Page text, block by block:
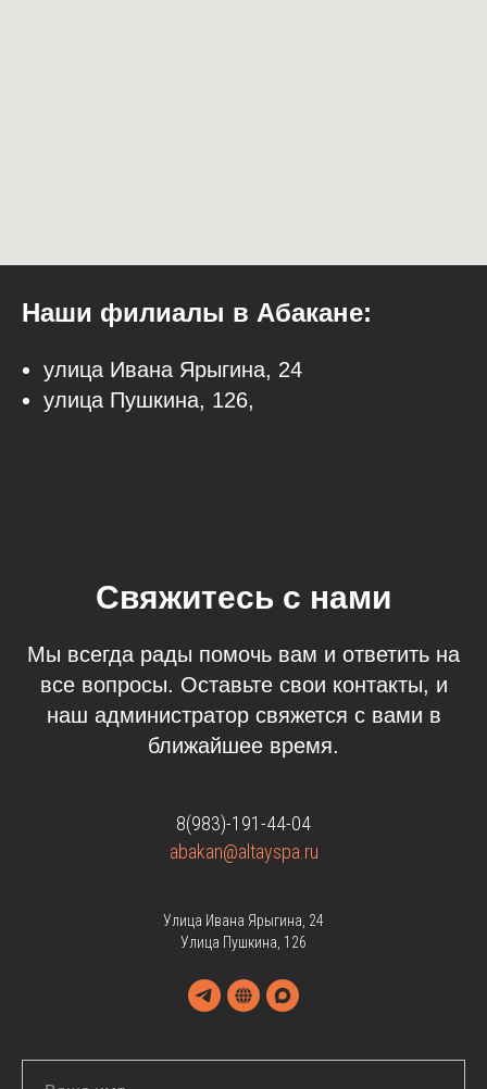
Наши филиалы в Абакане:
улица Ивана Ярыгина, 24
улица Пушкина, 126,
Свяжитесь с нами
Мы всегда рады помочь вам и ответить на
все вопросы. Оставьте свои контакты, и
наш администратор свяжется с вами в
ближайшее время.
8(983)-191-44-04
abakan@altayspa.ru
Улица Ивана Ярыгина, 24
Улица Пушкина, 126